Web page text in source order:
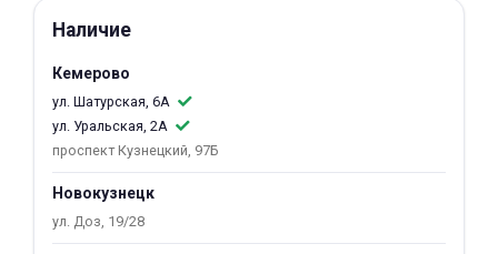
Наличие
Кемерово
ул. Шатурская, 6А
ул. Уральская, 2А
проспект Кузнецкий, 97Б
Новокузнецк
ул. Доз, 19/28
об оплате Плайтом
недели
Остались вопросы?
8 800 302-02-51